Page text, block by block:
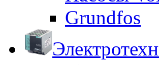
Grundfos